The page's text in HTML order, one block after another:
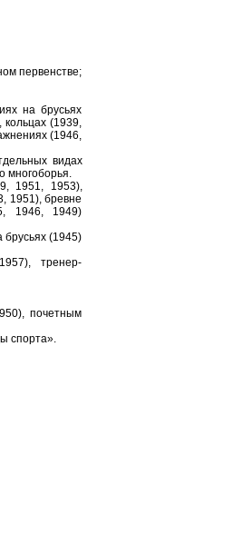
первенстве;
на брусьях
(1939,
(1946,
видах
многоборья.
1951, 1953),
1951), бревне
1946, 1949)
(1945)
тренер-
почетным
спорта».